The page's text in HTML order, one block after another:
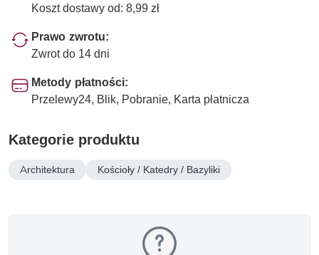
Koszt dostawy od: 8,99 zł
Prawo zwrotu:
Zwrot do 14 dni
Metody płatności:
Przelewy24, Blik, Pobranie, Karta płatnicza
Kategorie produktu
Architektura Kościoły / Katedry / Bazyliki